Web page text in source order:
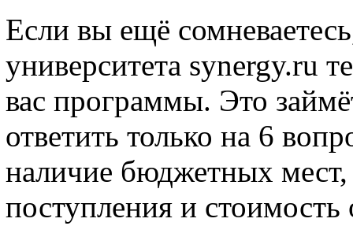
Если вы ещё
университета synergy.ru
вас программы. Это
ответить только на 6
наличие бюджетных
поступления и